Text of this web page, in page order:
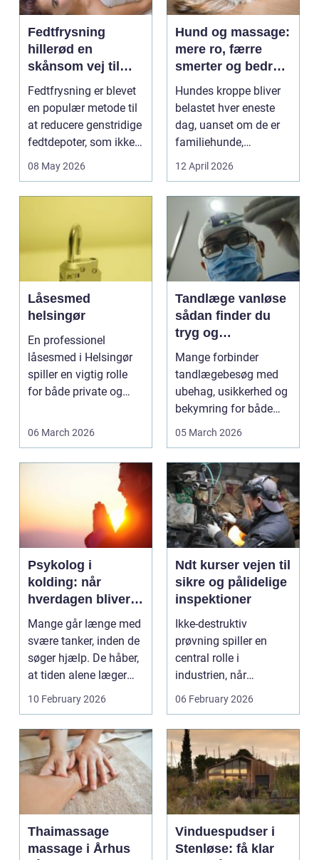
Fedtfrysning
hillerød en
skånsom vej til
reduktion af lokale
fedtdepoter
Fedtfrysning er blevet
en populær metode til
at reducere genstridige
fedtdepoter, som ikke
reagerer ...
08 May 2026
Hund og massage:
mere ro, færre
smerter og bedre
bevægelse
Hundes kroppe bliver
belastet hver eneste
dag, uanset om de er
familiehunde,
jagthunde,
12 April 2026
Låsesmed
helsingør
En professionel
låsesmed i Helsingør
spiller en vigtig rolle
for både private og
06 March 2026
Tandlæge vanløse
sådan finder du
tryg og
professionel
tandpleje
Mange forbinder
tandlægebesøg med
ubehag, usikkerhed og
bekymring for både
smerter og pris.
05 March 2026
Psykolog i
kolding: når
hverdagen bliver
for tung at bære
alene
Mange går længe med
svære tanker, inden de
søger hjælp. De håber,
at tiden alene læger
sårene, at tr...
10 February 2026
Ndt kurser vejen til
sikre og pålidelige
inspektioner
Ikke-destruktiv
prøvning spiller en
central rolle i
industrien, når
konstruktioner,
06 February 2026
Thaimassage
massage i Århus
Vinduespudser i
Stenløse: få klar